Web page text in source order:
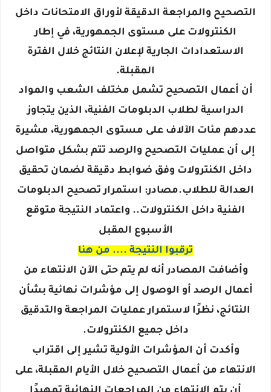
التصحيح والمراجعة الدقيقة لأوراق الامتحانات داخل
الكنترولات على مستوى الجمهورية، في إطار
الاستعدادات الجارية لإعلان النتائج خلال الفترة
المقبلة.
أن أعمال التصحيح تشمل مختلف الشعب والمواد
الدراسية لطلاب الدبلومات الفنية، الذين يتجاوز
عددهم مئات الآلاف على مستوى الجمهورية، مشيرة
إلى أن عمليات التصحيح والرصد تتم بشكل متواصل
داخل الكنترولات وفق ضوابط دقيقة لضمان تحقيق
العدالة للطلاب.مصادر: استمرار تصحيح الدبلومات
الفنية داخل الكنترولات.. واعتماد النتيجة متوقع
الأسبوع المقبل
ترقبوا النتيجة .... من هنا
وأضافت المصادر أنه لم يتم حتى الآن الانتهاء من
أعمال الرصد أو الوصول إلى مؤشرات نهائية بشأن
النتائج، نظرًا لاستمرار عمليات المراجعة والتدقيق
داخل جميع الكنترولات.
وأكدت أن المؤشرات الأولية تشير إلى اقتراب
الانتهاء من أعمال التصحيح خلال الأيام المقبلة، على